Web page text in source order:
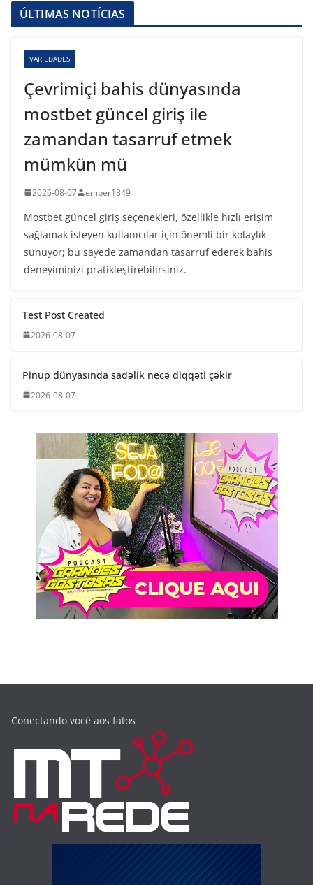
ÚLTIMAS NOTÍCIAS
VARIEDADES
Çevrimiçi bahis dünyasında
mostbet güncel giriş ile
zamandan tasarruf etmek
mümkün mü
2026-08-07 ember1849
Mostbet güncel giriş seçenekleri, özellikle hızlı erişim
sağlamak isteyen kullanıcılar için önemli bir kolaylık
sunuyor; bu sayede zamandan tasarruf ederek bahis
deneyiminizi pratikleştirebilirsiniz.
Test Post Created
2026-08-07
Pinup dünyasında sadəlik necə diqqəti çəkir
2026-08-07
Conectando você aos fatos